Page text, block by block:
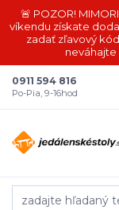
🚨 POZOR!
víkendu získate
zadať zľavový
neváhajte
0911 594 816
Po-Pia, 9-16hod